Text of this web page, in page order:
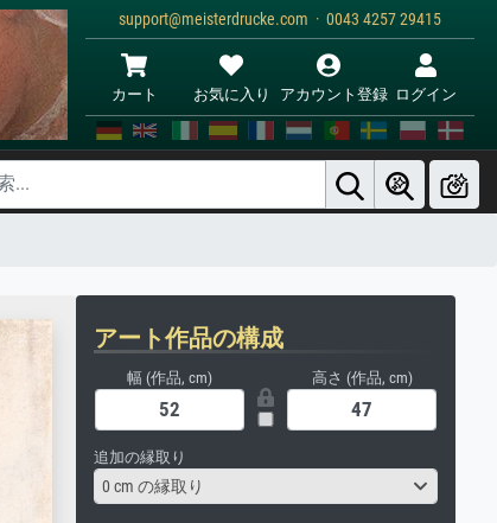
support@meisterdrucke.com · 0043 4257 29415
カート お気に入り アカウント登録 ログイン
アート作品の構成
幅 (作品, cm) 高さ (作品, cm)
追加の縁取り
0 cm の縁取り